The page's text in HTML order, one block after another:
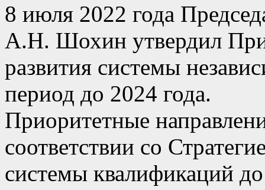
8 июля 2022 года
А.Н. Шохин утвердил
развития системы
период до 2024 года.
Приоритетные
соответствии со
системы квалификаций